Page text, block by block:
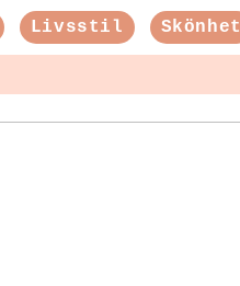
Livsstil Skönhet